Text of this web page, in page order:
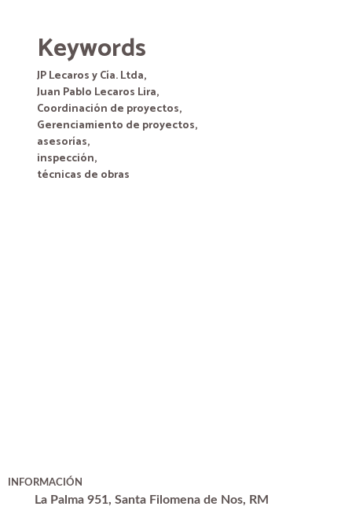
Keywords
JP Lecaros y Cía. Ltda,
Juan Pablo Lecaros Lira,
Coordinación de proyectos,
Gerenciamiento de proyectos,
asesorías,
inspección,
técnicas de obras
INFORMACIÓN
La Palma 951, Santa Filomena de Nos, RM